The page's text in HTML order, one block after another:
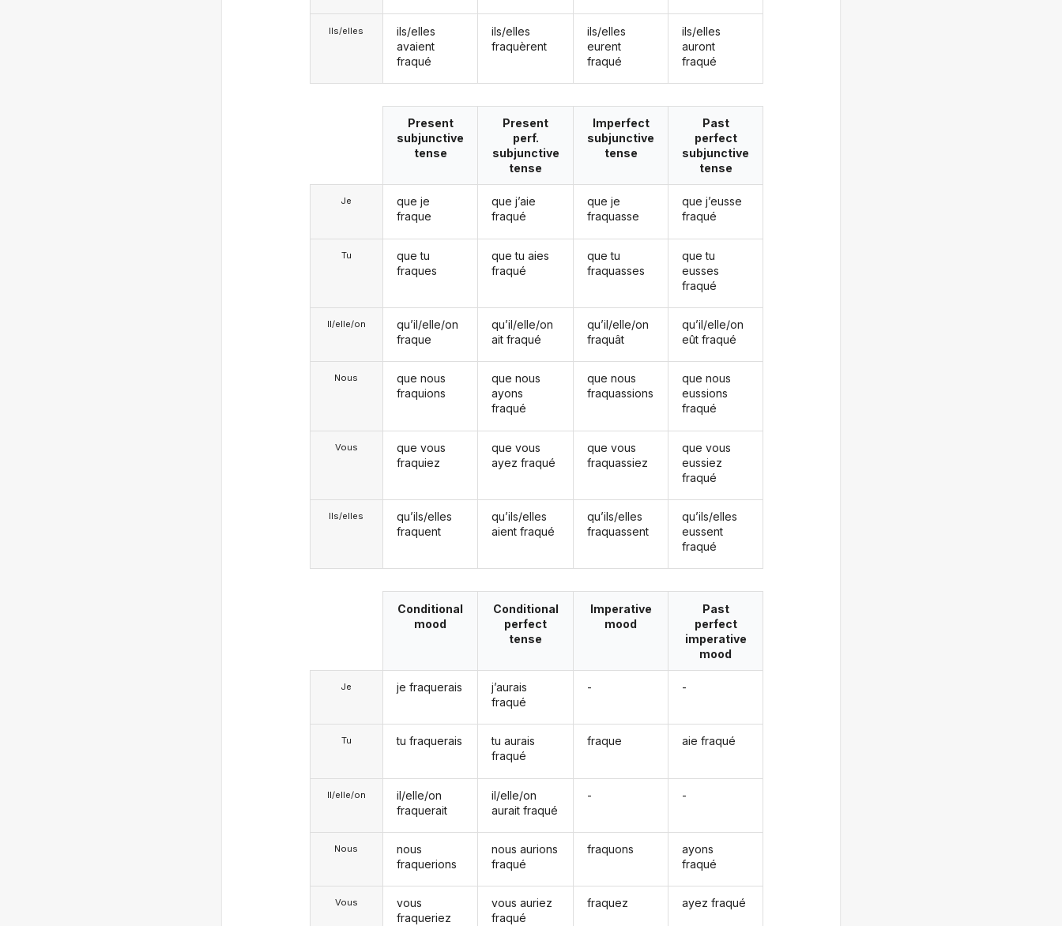
Ils/elles
ils/elles
avaient
fraqué
ils/elles
fraquèrent
ils/elles
eurent
fraqué
ils/elles
auront
fraqué
Je
Tu
Il/elle/on
Nous
Vous
Ils/elles
Present
subjunctive
tense
que je
fraque
que tu
fraques
qu’il/elle/on
fraque
que nous
fraquions
que vous
fraquiez
qu’ils/elles
fraquent
Present
perf.
subjunctive
tense
que j’aie
fraqué
que tu aies
fraqué
qu’il/elle/on
ait fraqué
que nous
ayons
fraqué
que vous
ayez fraqué
qu’ils/elles
aient fraqué
Imperfect
subjunctive
tense
que je
fraquasse
que tu
fraquasses
qu’il/elle/on
fraquât
que nous
fraquassions
que vous
fraquassiez
qu’ils/elles
fraquassent
Past
perfect
subjunctive
tense
que j’eusse
fraqué
que tu
eusses
fraqué
qu’il/elle/on
eût fraqué
que nous
eussions
fraqué
que vous
eussiez
fraqué
qu’ils/elles
eussent
fraqué
Je
Tu
Il/elle/on
Nous
Vous
Conditional
mood
je fraquerais
tu fraquerais
il/elle/on
fraquerait
nous
fraquerions
vous
fraqueriez
Conditional
perfect
tense
j’aurais
fraqué
tu aurais
fraqué
il/elle/on
aurait fraqué
nous aurions
fraqué
vous auriez
fraqué
Imperative
mood
-
fraque
-
fraquons
fraquez
Past
perfect
imperative
mood
-
aie fraqué
-
ayons
fraqué
ayez fraqué